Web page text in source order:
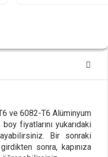
ve 6082-T6 Alüminyum
fiyatlarını yukarıdaki
Bir sonraki
sonra, kapınıza